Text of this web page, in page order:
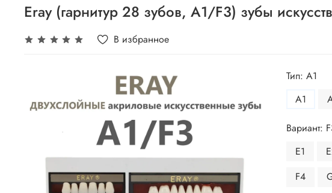
Eray (гарнитур 28 зубов, A1/F3) зубы
В избранное
Тип: A1
A1
Вариант:
E1
F4